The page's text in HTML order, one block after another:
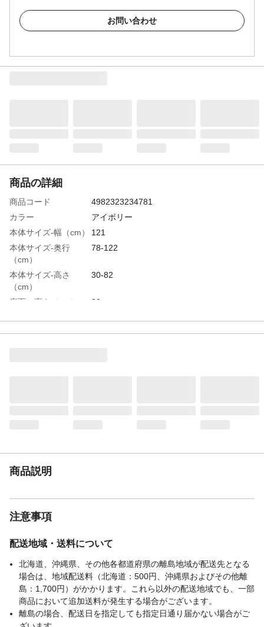
お問い合わせ
商品の詳細
商品コード
4982323234781
カラー
アイボリー
本体サイズ-幅（cm）
121
本体サイズ-奥行
（cm）
78-122
本体サイズ-高さ
（cm）
30-82
座面の高さ（cm）
30
材質・素材
グ、樹脂脚●クッション材:ウレタンフォー
使用上の注意
●カバーの洗濯はできませんのでカバーは外
いが気になる時がありますが、そのときは1
日風通しの良いところで陰干ししてくださ
い。●傷つけ防止の為、敷物を敷いてご使用
ください。
お手入れ方法
表面が汚れたときは、きれいな布を使い、
商品説明
注意事項
配送地域・送料について
北海道、沖縄県、その他各都道府県の離島地域が配送先となる
場合は、地域配送料（北海道：500円、沖縄県およびその他離
島：1,700円）がかかります。これら以外の配送地域でも、一部
商品において追加送料が発生する場合がございます。
離島の場合、配送日を指定しても指定日通り届かない場合がご